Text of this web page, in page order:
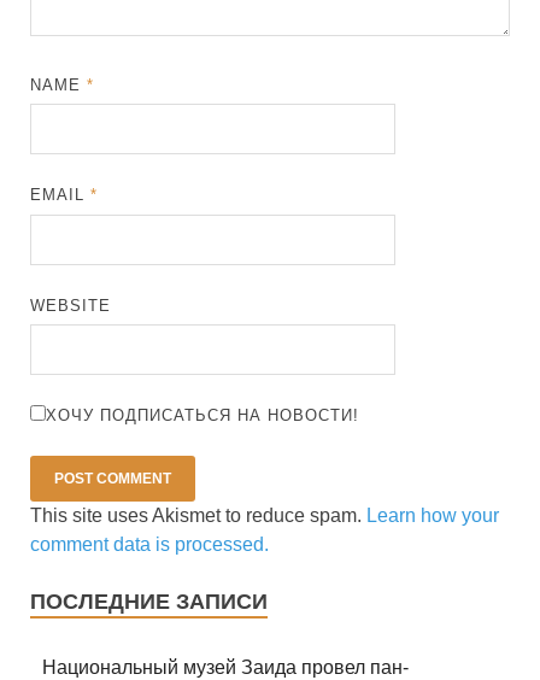
NAME*
EMAIL*
WEBSITE
ХОЧУ ПОДПИСАТЬСЯ НА НОВОСТИ!
This site uses Akismet to reduce spam. Learn how your
comment data is processed.
ПОСЛЕДНИЕ ЗАПИСИ
Национальный музей Заида провел пан-